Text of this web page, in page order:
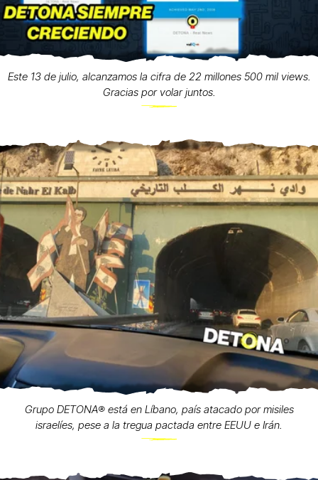
Este 13 de julio, alcanzamos la cifra de 22 millones 500 mil views.
Gracias por volar juntos.
Grupo DETONA®️ está en Líbano, país atacado por misiles
israelíes, pese a la tregua pactada entre EEUU e Irán.